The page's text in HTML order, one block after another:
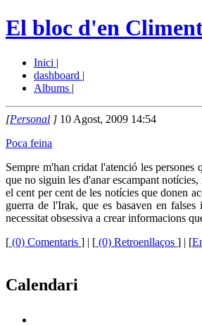
El bloc d'en
Inici |
dashboard |
Albums |
[Personal ] 10 Agost, 2009 14:54
Poca feina
Sempre m'han cridat l'atenció les
que no siguin les d'anar escampant
el cent per cent de les notícies que donen
guerra de l'Irak, que es basaven en falses
necessitat obsessiva a crear informacions
[ (0) Comentaris ] | [ (0) Retroenllaços ] | [
Calendari